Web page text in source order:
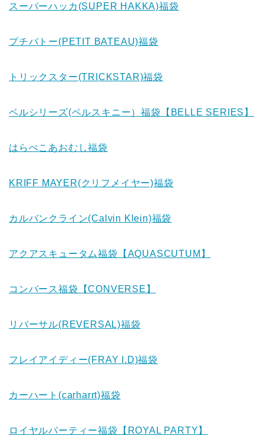
スーパーハッカ(SUPER HAKKA)福袋
プチバトー(PETIT BATEAU)福袋
トリックスター(TRICKSTAR)福袋
ベルシリーズ(ベルスキニー）福袋【BELLE SERIES】
はらぺこあおむし福袋
KRIFF MAYER(クリフメイヤー)福袋
カルバンクライン(Calvin Klein)福袋
アクアスキュータム福袋【AQUASCUTUM】
コンバース福袋【CONVERSE】
リバーサル(REVERSAL)福袋
フレイアイディー(FRAY I.D)福袋
カーハート(carharrt)福袋
ロイヤルパーティー福袋【ROYAL PARTY】